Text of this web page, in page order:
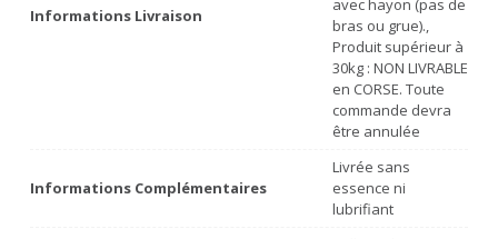
Informations Livraison
avec hayon (pas de
bras ou grue).,
Produit supérieur à
30kg : NON LIVRABLE
en CORSE. Toute
commande devra
être annulée
Informations Complémentaires
Livrée sans
essence ni
lubrifiant